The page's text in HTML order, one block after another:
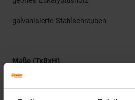
galvanisierte Stahlschrauben
Maße (TxBxH)
144 x 58 x 92 cm